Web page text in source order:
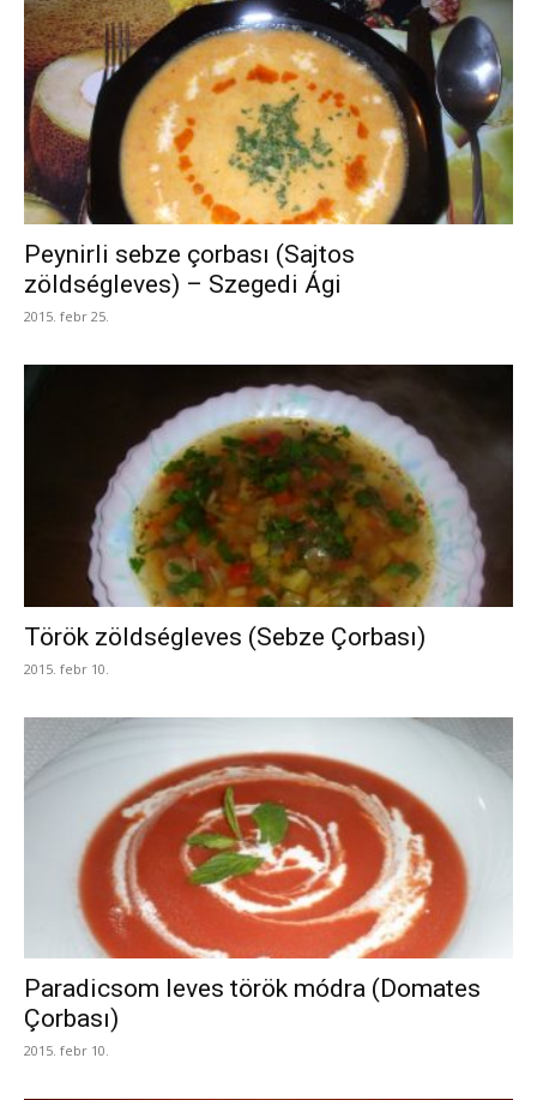
Peynirli sebze çorbası (Sajtos
zöldségleves) – Szegedi Ági
2015. febr 25.
Török zöldségleves (Sebze Çorbası)
2015. febr 10.
Paradicsom leves török módra (Domates
Çorbası)
2015. febr 10.